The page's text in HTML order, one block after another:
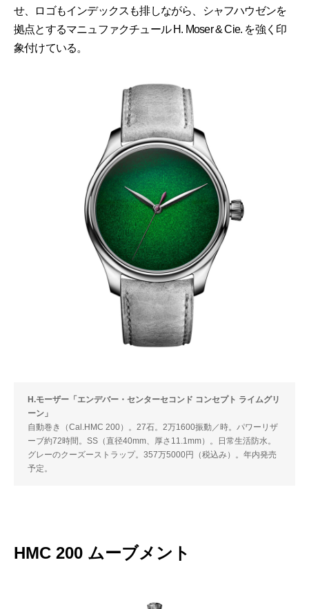
せ、ロゴもインデックスも排しながら、シャフハウゼンを
拠点とするマニュファクチュール H. Moser & Cie. を強く印
象付けている。
H.モーザー「エンデバー・センターセコンド コンセプト ライムグリ
ーン」
自動巻き（Cal.HMC 200）。27石。2万1600振動／時。パワーリザ
ーブ約72時間。SS（直径40mm、厚さ11.1mm）。日常生活防水。
グレーのクーズーストラップ。357万5000円（税込み）。年内発売
予定。
HMC 200 ムーブメント